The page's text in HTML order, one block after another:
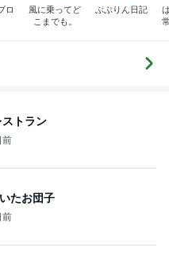
ロ
風に乗ってど
こまでも。
ぶぶりん日記
トラン
前
たお団子
前